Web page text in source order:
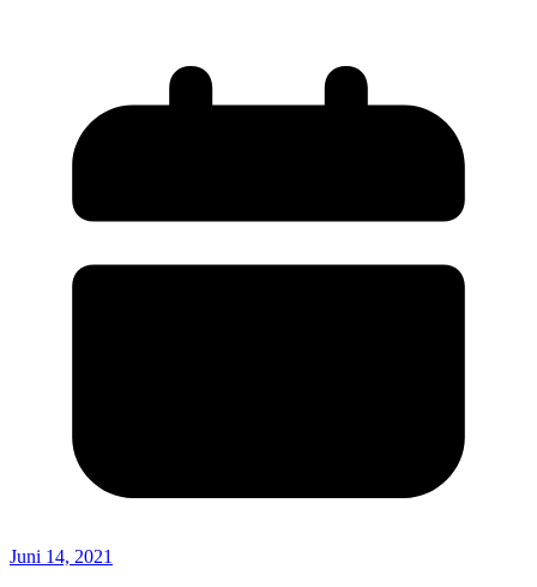
Juni 14, 2021